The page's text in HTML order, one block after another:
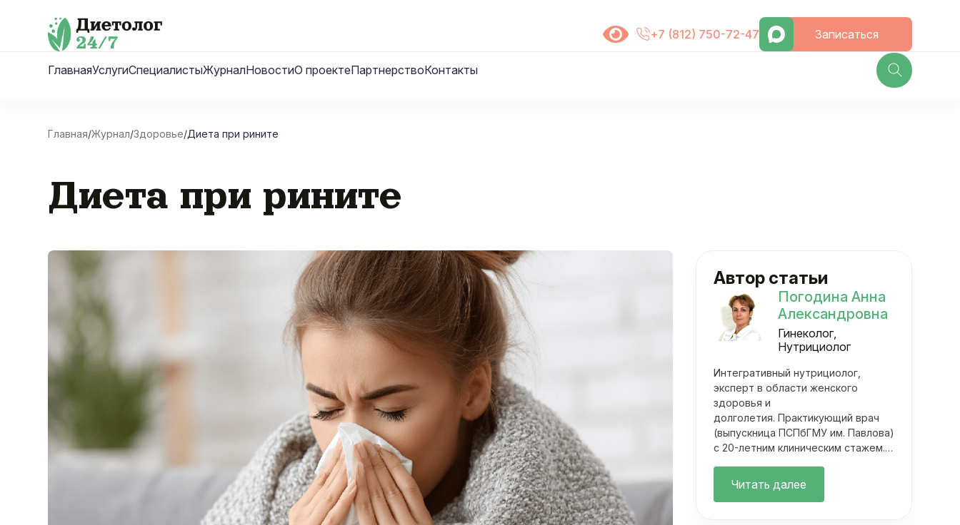
+7 (812) 750-72-47 Записаться
ГлавнаяУслугиСпециалистыЖурналНовостиО проектеПартнерствоКонтакты
Главная/Журнал/Здоровье/Диета при рините
Диета при рините
Автор статьи
Погодина Анна
Александровна
Гинеколог,
Нутрициолог
Интегративный нутрициолог,
эксперт в области женского
здоровья и
долголетия. Практикующий врач
(выпускница ПСПбГМУ им. Павлова)
с 20-летним клиническим стажем.
медицину с современными
методами нутрициологии. Ее
Читать далее